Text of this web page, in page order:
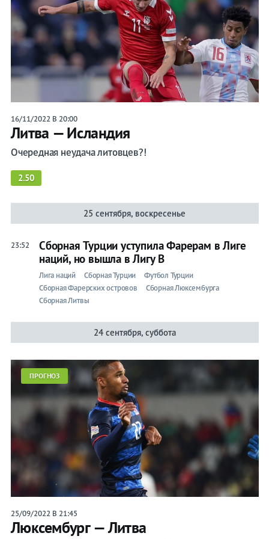
16/11/2022 В 20:00
Литва — Исландия
Очередная неудача литовцев?!
2.50
25 сентября, воскресенье
23:52
Сборная Турции уступила Фарерам в Лиге
наций, но вышла в Лигу В
Лига наций Сборная Турции
Футбол Турции
Сборная Фарерских островов
Сборная Люксембурга
Сборная Литвы
24 сентября, суббота
ПРОГНОЗ
25/09/2022 В 21:45
Люксембург — Литва